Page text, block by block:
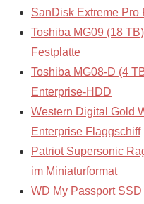
SanDisk Extreme Pro
Toshiba MG09 (18
Festplatte
Toshiba MG08-D (4
Enterprise-HDD
Western Digital Gold
Enterprise Flaggschiff
Patriot Supersonic
im Miniaturformat
WD My Passport